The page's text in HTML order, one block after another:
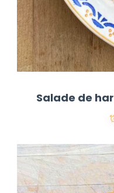
Salade de